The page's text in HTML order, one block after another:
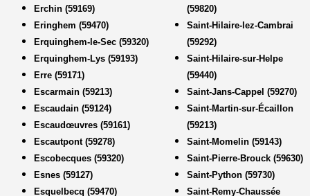
Erchin (59169)
Eringhem (59470)
Erquinghem-le-Sec (59320)
Erquinghem-Lys (59193)
Erre (59171)
Escarmain (59213)
Escaudain (59124)
Escaudœuvres (59161)
Escautpont (59278)
Escobecques (59320)
Esnes (59127)
Esquelbecq (59470)
(59820)
Saint-Hilaire-lez-Cambrai
(59292)
Saint-Hilaire-sur-Helpe
(59440)
Saint-Jans-Cappel (59270)
Saint-Martin-sur-Écaillon
(59213)
Saint-Momelin (59143)
Saint-Pierre-Brouck (59630)
Saint-Python (59730)
Saint-Remy-Chaussée